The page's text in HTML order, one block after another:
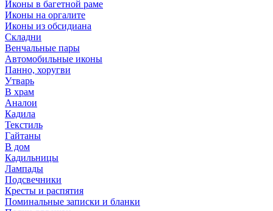
Иконы в багетной раме
Иконы на оргалите
Иконы из обсидиана
Складни
Венчальные пары
Автомобильные иконы
Панно, хоругви
Утварь
В храм
Аналои
Кадила
Текстиль
Гайтаны
В дом
Кадильницы
Лампады
Подсвечники
Кресты и распятия
Поминальные записки и бланки